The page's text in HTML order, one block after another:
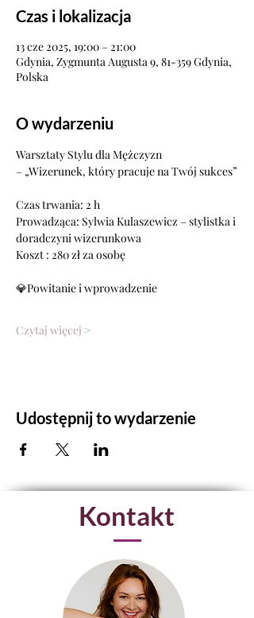
Czas i lokalizacja
13 cze 2025, 19:00 – 21:00
Gdynia, Zygmunta Augusta 9, 81-359 Gdynia,
Polska
O wydarzeniu
Warsztaty Stylu dla Mężczyzn
– „Wizerunek, który pracuje na Twój sukces”
Czas trwania: 2 h
Prowadząca: Sylwia Kulaszewicz – stylistka i
doradczyni wizerunkowa
Koszt : 280 zł za osobę
💎Powitanie i wprowadzenie
Czytaj więcej >
Udostępnij to wydarzenie
Kontakt